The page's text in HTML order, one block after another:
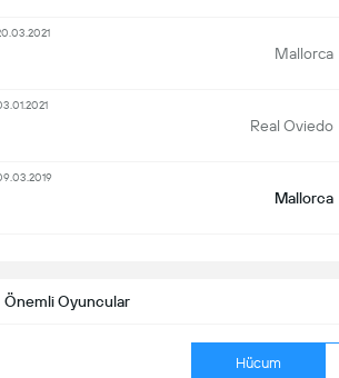
Önemli Oyuncular
Hücum
Mallorca
Real Oviedo
Mallorca